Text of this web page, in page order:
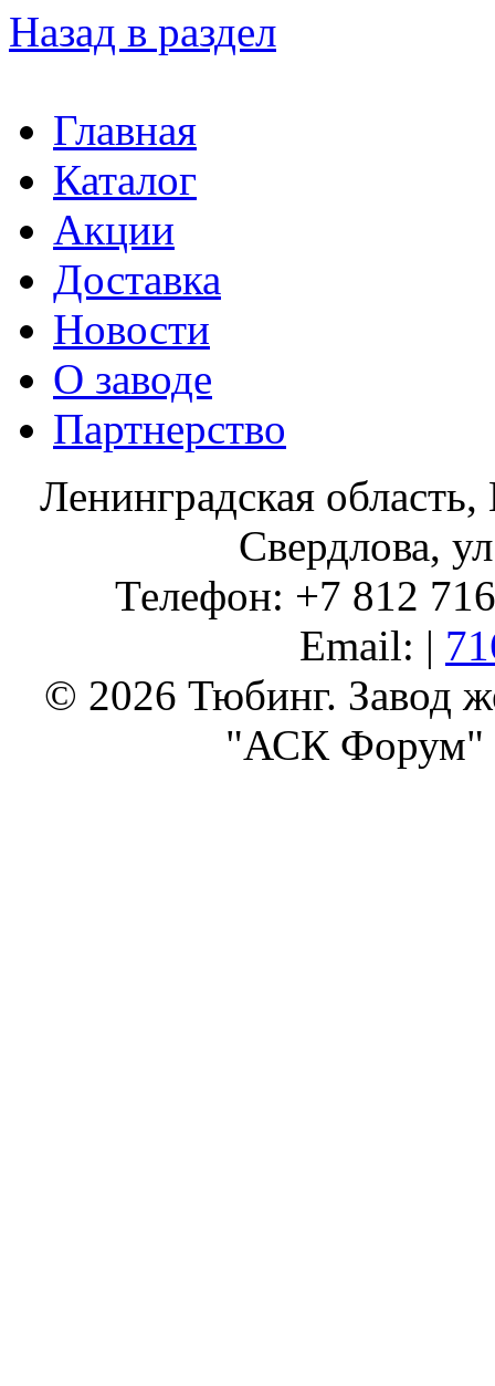
Назад в раздел
Главная
Каталог
Акции
Доставка
Новости
О заводе
Партнерство
Ленинградская
Свердлова,
Телефон: +7 812
Email: |
© 2026 Тюбинг. Завод
"АСК Форум"